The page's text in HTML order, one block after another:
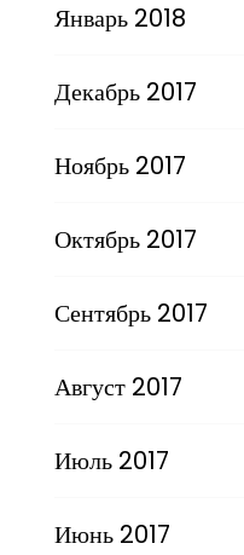
Январь 2018
Декабрь 2017
Ноябрь 2017
Октябрь 2017
Сентябрь 2017
Август 2017
Июль 2017
Июнь 2017